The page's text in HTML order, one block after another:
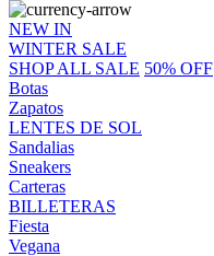
NEW IN
WINTER SALE
SHOP ALL SALE 50% OFF
Botas
Zapatos
LENTES DE SOL
Sandalias
Sneakers
Carteras
BILLETERAS
Fiesta
Vegana